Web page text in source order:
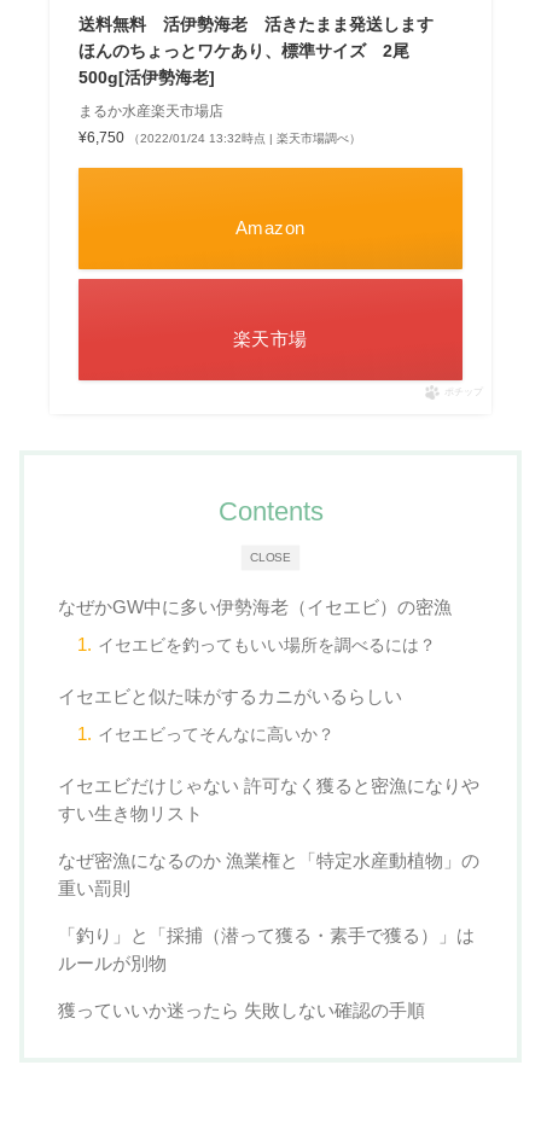
送料無料 活伊勢海老 活きたまま発送します
ほんのちょっとワケあり、標準サイズ 2尾
500g[活伊勢海老]
まるか水産楽天市場店
¥6,750
（2022/01/24 13:32時点 | 楽天市場調べ）
Amazon
楽天市場
ポチップ
CLOSE
Contents
なぜかGW中に多い伊勢海老（イセエビ）の密漁
イセエビを釣ってもいい場所を調べるには？
イセエビと似た味がするカニがいるらしい
イセエビってそんなに高いか？
イセエビだけじゃない 許可なく獲ると密漁になりや
すい生き物リスト
なぜ密漁になるのか 漁業権と「特定水産動植物」の
重い罰則
「釣り」と「採捕（潜って獲る・素手で獲る）」は
ルールが別物
獲っていいか迷ったら 失敗しない確認の手順